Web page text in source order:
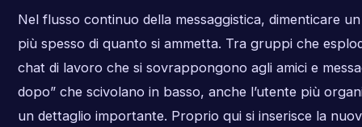
Nel flusso continuo della messaggistica, dimenticare
più spesso di quanto si ammetta. Tra gruppi che
chat di lavoro che si sovrappongono agli amici e
dopo” che scivolano in basso, anche l’utente più
un dettaglio importante. Proprio qui si inserisce la